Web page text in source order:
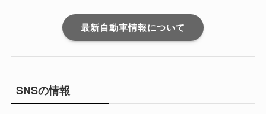
最新自動車情報について
SNSの情報